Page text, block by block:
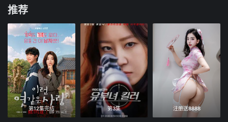
推荐
第12集完结 第3集 注册送8888